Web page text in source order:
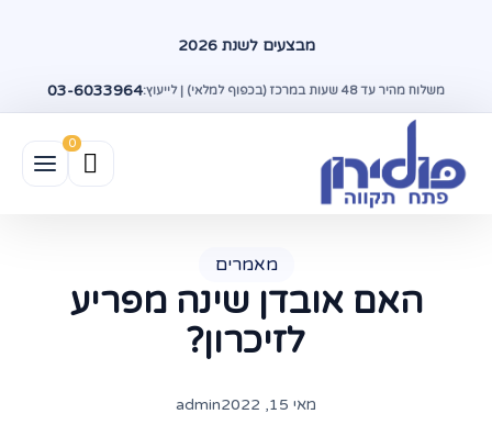
מבצעים לשנת 2026
משלוח מהיר עד 48 שעות במרכז (בכפוף למלאי) | לייעוץ: 03-6033964
מאמרים
האם אובדן שינה מפריע
לזיכרון?
מאי 15, 2022 admin